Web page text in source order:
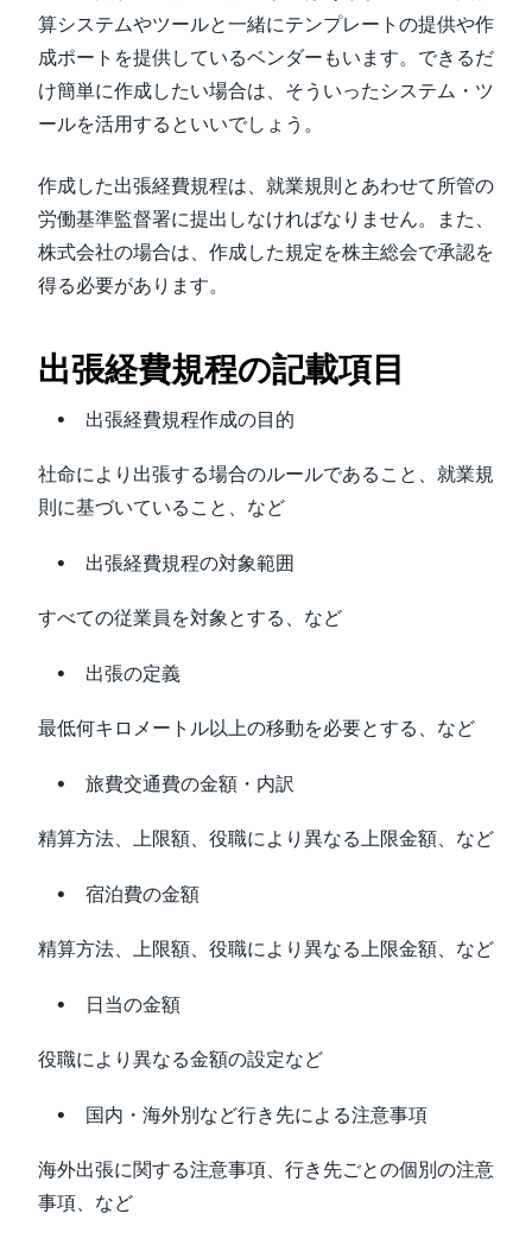
算システムやツールと一緒にテンプレートの提供や作
成ポートを提供しているベンダーもいます。できるだ
け簡単に作成したい場合は、そういったシステム・ツ
ールを活用するといいでしょう。
作成した出張経費規程は、就業規則とあわせて所管の
労働基準監督署に提出しなければなりません。また、
株式会社の場合は、作成した規定を株主総会で承認を
得る必要があります。
出張経費規程の記載項目
出張経費規程作成の目的
社命により出張する場合のルールであること、就業規
則に基づいていること、など
出張経費規程の対象範囲
すべての従業員を対象とする、など
出張の定義
最低何キロメートル以上の移動を必要とする、など
旅費交通費の金額・内訳
精算方法、上限額、役職により異なる上限金額、など
宿泊費の金額
精算方法、上限額、役職により異なる上限金額、など
日当の金額
役職により異なる金額の設定など
国内・海外別など行き先による注意事項
海外出張に関する注意事項、行き先ごとの個別の注意
事項、など